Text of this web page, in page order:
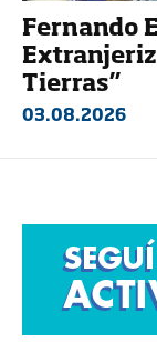
Fernando
Tierras”
03.08.2026